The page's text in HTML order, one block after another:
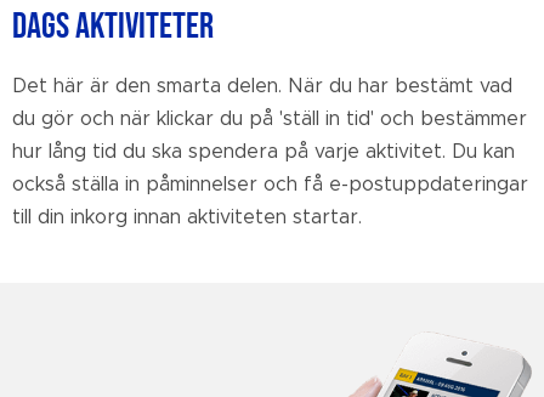
DAGS AKTIVITETER
Det här är den smarta delen. När du har bestämt vad
du gör och när klickar du på 'ställ in tid' och bestämmer
hur lång tid du ska spendera på varje aktivitet. Du kan
också ställa in påminnelser och få e-postuppdateringar
till din inkorg innan aktiviteten startar.